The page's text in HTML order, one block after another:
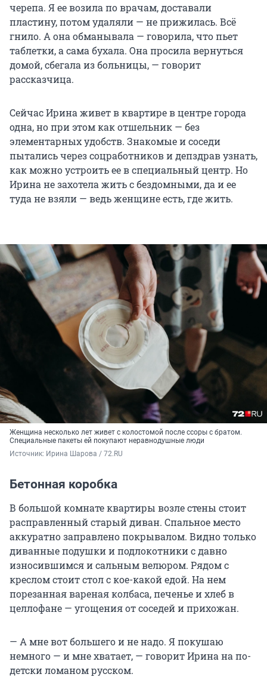
черепа. Я ее возила по врачам, доставали
пластину, потом удаляли — не прижилась. Всё
гнило. А она обманывала — говорила, что пьет
таблетки, а сама бухала. Она просила вернуться
домой, сбегала из больницы, — говорит
рассказчица.
Сейчас Ирина живет в квартире в центре города
одна, но при этом как отшельник — без
элементарных удобств. Знакомые и соседи
пытались через соцработников и депздрав узнать,
как можно устроить ее в специальный центр. Но
Ирина не захотела жить с бездомными, да и ее
туда не взяли — ведь женщине есть, где жить.
Женщина несколько лет живет с колостомой после ссоры с братом.
Специальные пакеты ей покупают неравнодушные люди
Источник: Ирина Шарова / 72.RU
Бетонная коробка
В большой комнате квартиры возле стены стоит
расправленный старый диван. Спальное место
аккуратно заправлено покрывалом. Видно только
диванные подушки и подлокотники с давно
износившимся и сальным велюром. Рядом с
креслом стоит стол с кое-какой едой. На нем
порезанная вареная колбаса, печенье и хлеб в
целлофане — угощения от соседей и прихожан.
— А мне вот большего и не надо. Я покушаю
немного — и мне хватает, — говорит Ирина на по-
детски ломаном русском.